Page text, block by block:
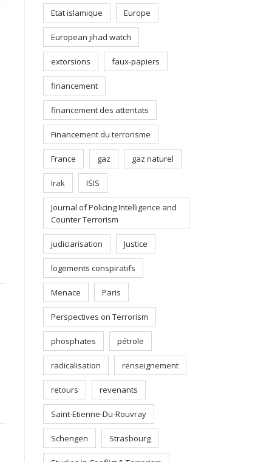
Etat islamique Europe
European jihad watch
extorsions faux-papiers
financement
financement des attentats
Financement du terrorisme
France gaz gaz naturel
Irak ISIS
Journal of Policing Intelligence and
Counter Terrorism
judiciarisation Justice
logements conspiratifs
Menace Paris
Perspectives on Terrorism
phosphates pétrole
radicalisation renseignement
retours revenants
Saint-Etienne-Du-Rouvray
Schengen Strasbourg